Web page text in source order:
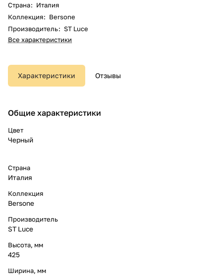
Страна: Италия
Коллекция: Bersone
Производитель: ST Luce
Все характеристики
Характеристики Отзывы
Общие характеристики
Цвет
Черный
Страна
Италия
Коллекция
Bersone
Производитель
ST Luce
Высота, мм
425
Ширина, мм